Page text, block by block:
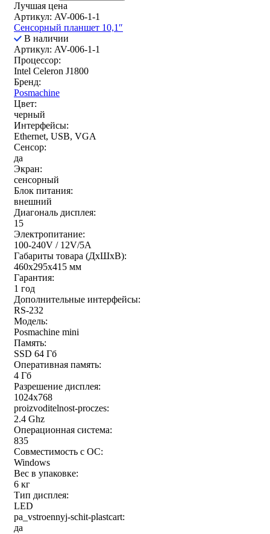
Лучшая цена
Артикул: AV-006-1-1
Сенсорный планшет 10,1″
В наличии
Артикул: AV-006-1-1
Процессор:
Intel Celeron J1800
Бренд:
Posmachine
Цвет:
черный
Интерфейсы:
Ethernet, USB, VGA
Сенсор:
да
Экран:
сенсорный
Блок питания:
внешний
Диагональ дисплея:
15
Электропитание:
100-240V / 12V/5A
Габариты товара (ДxШxВ):
460x295x415 мм
Гарантия:
1 год
Дополнительные интерфейсы:
RS-232
Модель:
Posmachine mini
Память:
SSD 64 Гб
Оперативная память:
4 Гб
Разрешение дисплея:
1024x768
proizvoditelnost-proczes:
2.4 Ghz
Операционная система:
835
Совместимость с ОС:
Windows
Вес в упаковке:
6 кг
Тип дисплея:
LED
pa_vstroennyj-schit-plastcart:
да